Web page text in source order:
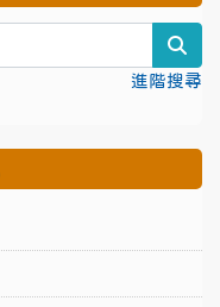
進階搜尋